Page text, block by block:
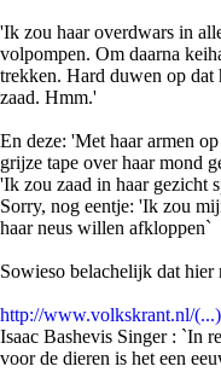
'Ik zou haar overdwars in
volpompen. Om daarna
trekken. Hard duwen op
zaad. Hmm.'
En deze: 'Met haar armen
grijze tape over haar mond
'Ik zou zaad in haar gezicht
Sorry, nog eentje: 'Ik zou
haar neus willen afkloppen`
Sowieso belachelijk dat hier
http://www.volkskrant.nl/
Isaac Bashevis Singer : `In
voor de dieren is het een